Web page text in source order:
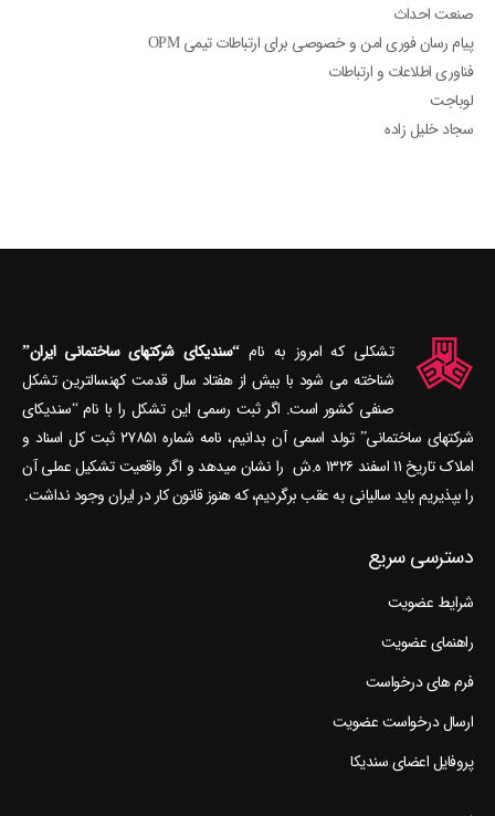
صنعت احداث
پیام رسان فوری امن و خصوصی برای ارتباطات تیمی OPM
فناوری اطلاعات و ارتباطات
لوباجت
سجاد خلیل زاده
تشکلی که امروز به نام“سندیکای شرکتهای ساختمانی ایران”
شناخته می‎ شود با بیش از هفتاد سال قدمت کهنسال‎ترین تشکل
صنفی کشور است. اگر ثبت رسمی این تشکل را با نام “سندیکای
شرکتهای ساختمانی” تولد اسمی آن بدانیم، نامه شماره ۲۷۸۵۱ ثبت کل اسناد و
املاک تاریخ ۱۱ اسفند ۱۳۲۶ ه.ش را نشان می‎دهد و اگر واقعیت تشکیل عملی آن
را بپذیریم باید سالیانی به عقب برگردیم، که هنوز قانون کار در ایران وجود نداشت.
دسترسی سریع
شرایط عضویت
راهنمای عضویت
فرم های درخواست
ارسال درخواست عضویت
پروفایل اعضای سندیکا